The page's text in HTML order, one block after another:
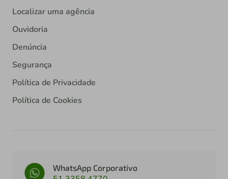
Localizar uma agência
Ouvidoria
Denúncia
Segurança
Política de Privacidade
Política de Cookies
WhatsApp Corporativo